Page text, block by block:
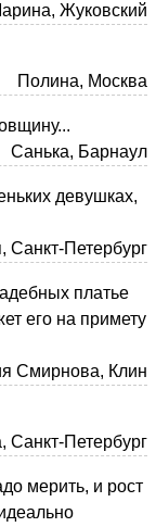
Жуковский
Полина, Москва
Санька, Барнаул
девушках,
Санкт-Петербург
платье
его на примету
Смирнова, Клин
Санкт-Петербург
мерить, и рост